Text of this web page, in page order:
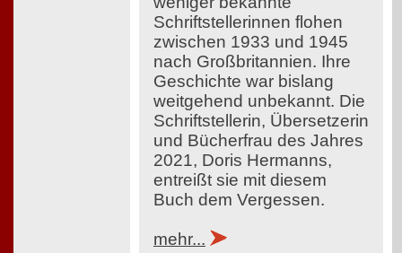
Schriftstellerinnen flohen
zwischen 1933 und 1945
nach Großbritannien. Ihre
Geschichte war bislang
weitgehend unbekannt. Die
Schriftstellerin, Übersetzerin
und Bücherfrau des Jahres
2021, Doris Hermanns,
entreißt sie mit diesem
Buch dem Vergessen.
mehr...